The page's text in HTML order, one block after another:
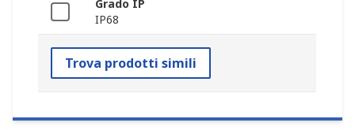
Grado IP
IP68
Trova prodotti simili